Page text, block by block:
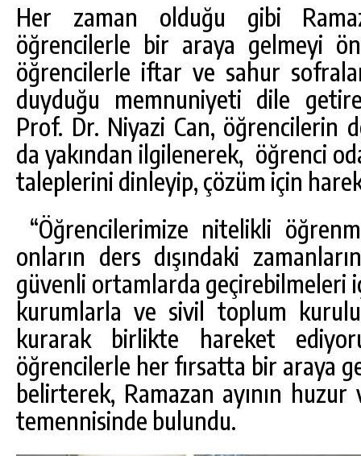
Her zaman olduğu gibi
öğrencilerle bir araya gelmeyi
öğrencilerle iftar ve sahur
duyduğu memnuniyeti dile
Prof. Dr. Niyazi Can, öğrencilerin
da yakından ilgilenerek, öğrenci
taleplerini dinleyip, çözüm için
“Öğrencilerimize nitelikli
onların ders dışındaki
güvenli ortamlarda geçirebilmeleri
kurumlarla ve sivil toplum
kurarak birlikte hareket
öğrencilerle her fırsatta bir araya
belirterek, Ramazan ayının
temennisinde bulundu.